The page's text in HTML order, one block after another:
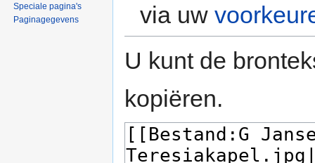
via uw
U kunt de
kopiëren.
Speciale pagina's
Paginagegevens